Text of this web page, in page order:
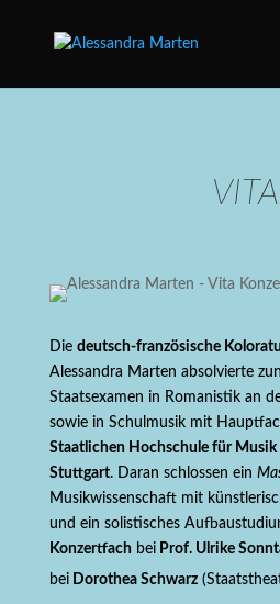
VITA
Die deutsch-französische
Alessandra Marten absolvierte
Staatsexamen in Romanistik an
sowie in Schulmusik mit
Staatlichen Hochschule für
Stuttgart. Daran schlossen ein
Musikwissenschaft mit
und ein solistisches
KonzertfachbeiProf. Ulrike
beiDorothea Schwarz